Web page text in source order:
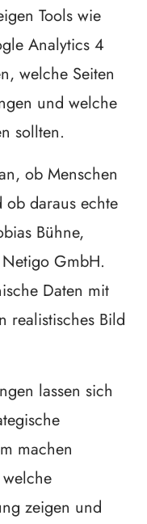
Tools wie
Analytics 4
welche Seiten
und welche
sollten.
ob Menschen
daraus echte
Bühne,
GmbH.
Daten mit
realistisches Bild
lassen sich
machen
zeigen und